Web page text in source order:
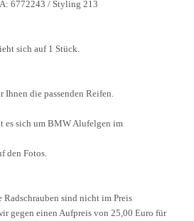
6772243 / Styling 213
sich auf 1 Stück.
Ihnen die passenden Reifen.
es sich um BMW Alufelgen im
den Fotos.
Radschrauben sind nicht im Preis
gegen einen Aufpreis von 25,00 Euro für